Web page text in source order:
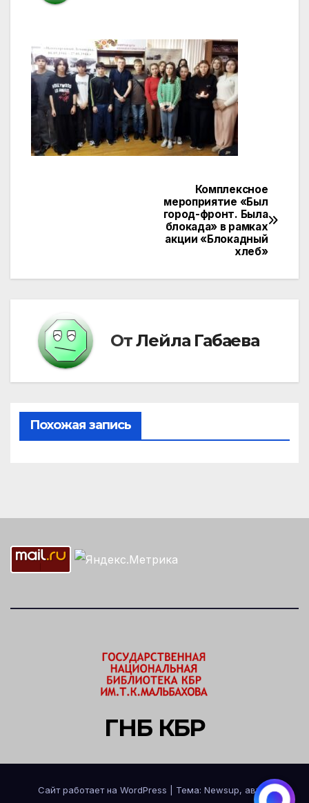
Комплексное
мероприятие «Был
город-фронт. Была
блокада» в рамках
акции «Блокадный
хлеб»
ОтЛейла Габаева
Похожая запись
ГНБ КБР
Сайт работает на WordPress
Тема: Newsup, автор